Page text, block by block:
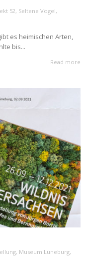
52, Seltene Vögel,
es heimischen Arten,
bis...
Read more
, Museum Lüneburg,